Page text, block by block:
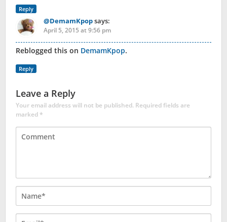
Reply
@DemamKpopsays:
April 5, 2015 at 9:56 pm
Reblogged this on DemamKpop.
Reply
Leave a Reply
Your email address will not be published. Required fields are
marked*